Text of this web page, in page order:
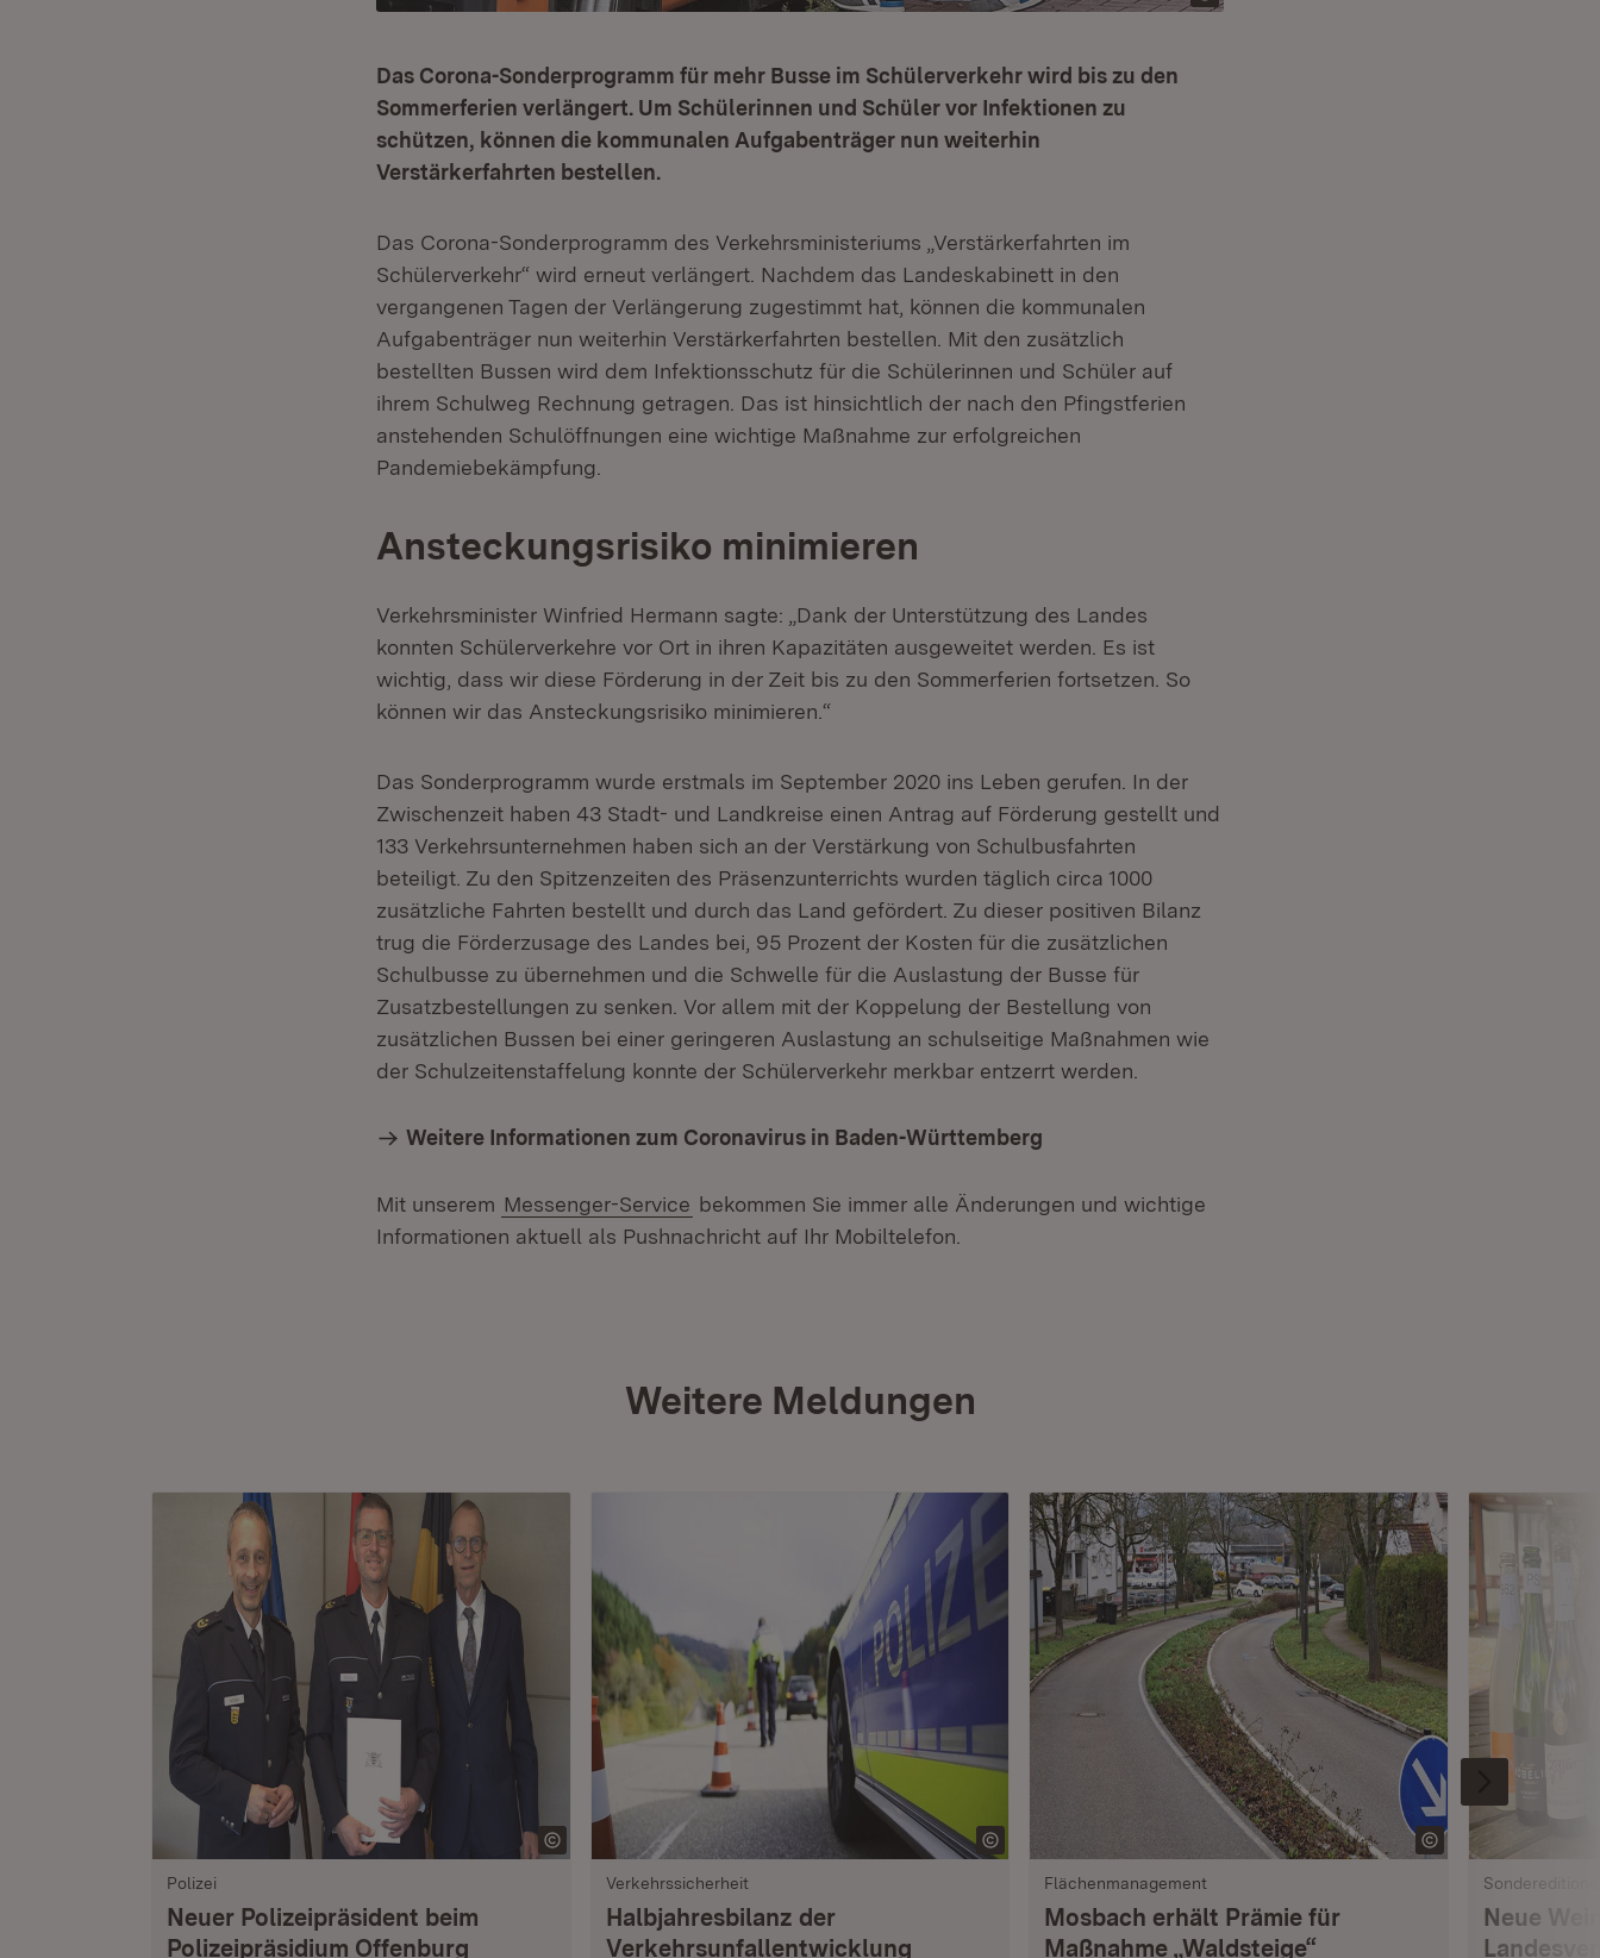
Das Corona-Sonderprogramm für mehr Busse im Schülerverkehr wird bis zu den
Sommerferien verlängert. Um Schülerinnen und Schüler vor Infektionen zu
schützen, können die kommunalen Aufgabenträger nun weiterhin
Verstärkerfahrten bestellen.
Das Corona-Sonderprogramm des Verkehrsministeriums „Verstärkerfahrten im
Schülerverkehr“ wird erneut verlängert. Nachdem das Landeskabinett in den
vergangenen Tagen der Verlängerung zugestimmt hat, können die kommunalen
Aufgabenträger nun weiterhin Verstärkerfahrten bestellen. Mit den zusätzlich
bestellten Bussen wird dem Infektionsschutz für die Schülerinnen und Schüler auf
ihrem Schulweg Rechnung getragen. Das ist hinsichtlich der nach den Pfingstferien
anstehenden Schulöffnungen eine wichtige Maßnahme zur erfolgreichen
Pandemiebekämpfung.
Ansteckungsrisiko minimieren
Verkehrsminister Winfried Hermann sagte: „Dank der Unterstützung des Landes
konnten Schülerverkehre vor Ort in ihren Kapazitäten ausgeweitet werden. Es ist
wichtig, dass wir diese Förderung in der Zeit bis zu den Sommerferien fortsetzen. So
können wir das Ansteckungsrisiko minimieren.“
Das Sonderprogramm wurde erstmals im September 2020 ins Leben gerufen. In der
Zwischenzeit haben 43 Stadt- und Landkreise einen Antrag auf Förderung gestellt und
133 Verkehrsunternehmen haben sich an der Verstärkung von Schulbusfahrten
beteiligt. Zu den Spitzenzeiten des Präsenzunterrichts wurden täglich circa 1000
zusätzliche Fahrten bestellt und durch das Land gefördert. Zu dieser positiven Bilanz
trug die Förderzusage des Landes bei, 95 Prozent der Kosten für die zusätzlichen
Schulbusse zu übernehmen und die Schwelle für die Auslastung der Busse für
Zusatzbestellungen zu senken. Vor allem mit der Koppelung der Bestellung von
zusätzlichen Bussen bei einer geringeren Auslastung an schulseitige Maßnahmen wie
der Schulzeitenstaffelung konnte der Schülerverkehr merkbar entzerrt werden.
Weitere Informationen zum Coronavirus in Baden-Württemberg
Mit unserem Messenger-Service bekommen Sie immer alle Änderungen und wichtige
Informationen aktuell als Pushnachricht auf Ihr Mobiltelefon.
Weitere Meldungen
Polizei
Neuer Polizeipräsident beim
Polizeipräsidium Offenburg
Verkehrssicherheit
Halbjahresbilanz der
Verkehrsunfallentwicklung
Flächenmanagement
Mosbach erhält Prämie für
Maßnahme „Waldsteige“
Neue